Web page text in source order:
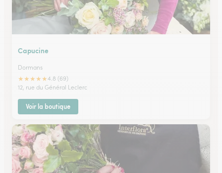
Capucine
Dormans
★★★★★4.8 (69)
12, rue du Général Leclerc
Voir la boutique